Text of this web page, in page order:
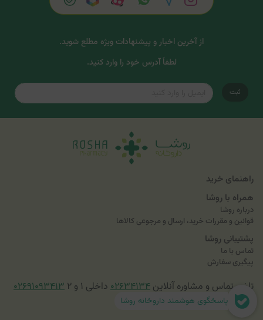
از آخرین اخبار و پیشنهادات ویژه مطلع شوید.
لطفاً آدرس خود را وارد کنید.
ثبت
راهنمای خرید
همراه با روشا
درباره روشا
قوانین و مقررات خرید، ارسال و مرجوعی کالاها
پشتیبانی روشا
تماس با ما
پیگیری سفارش
تلفن تماس و مشاوره آنلاین ۰۲۶۳۴۱۳۴ داخلی ۱ و ۲ ۰۲۶۹۱۰۹۳۴۱۳
پاسخگوی هوشمند داروخانه روشا